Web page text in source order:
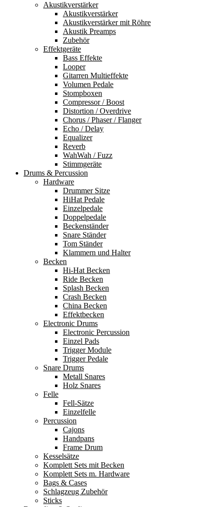
Akustikverstärker
Akustikverstärker
Akustikverstärker mit Röhre
Akustik Preamps
Zubehör
Effektgeräte
Bass Effekte
Looper
Gitarren Multieffekte
Volumen Pedale
Stompboxen
Compressor / Boost
Distortion / Overdrive
Chorus / Phaser / Flanger
Echo / Delay
Equalizer
Reverb
WahWah / Fuzz
Stimmgeräte
Drums & Percussion
Hardware
Drummer Sitze
HiHat Pedale
Einzelpedale
Doppelpedale
Beckenständer
Snare Ständer
Tom Ständer
Klammern und Halter
Becken
Hi-Hat Becken
Ride Becken
Splash Becken
Crash Becken
China Becken
Effektbecken
Electronic Drums
Electronic Percussion
Einzel Pads
Trigger Module
Trigger Pedale
Snare Drums
Metall Snares
Holz Snares
Felle
Fell-Sätze
Einzelfelle
Percussion
Cajons
Handpans
Frame Drum
Kesselsätze
Komplett Sets mit Becken
Komplett Sets m. Hardware
Bags & Cases
Schlagzeug Zubehör
Sticks